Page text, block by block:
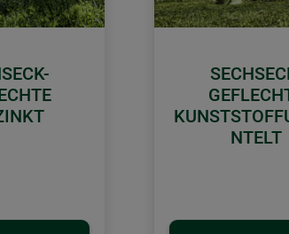
NTELT